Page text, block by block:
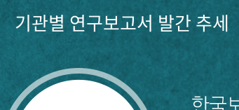
기관별 연구보고서 발간 추세